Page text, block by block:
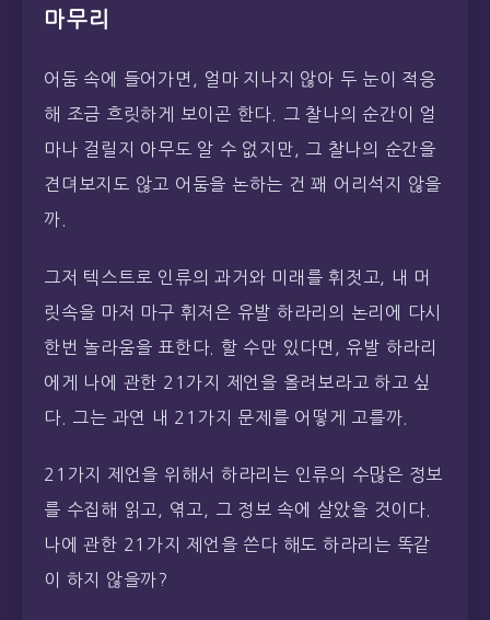
마무리
어둠 속에 들어가면, 얼마 지나지 않아 두 눈이 적응
해 조금 흐릿하게 보이곤 한다. 그 찰나의 순간이 얼
마나 걸릴지 아무도 알 수 없지만, 그 찰나의 순간을
견뎌보지도 않고 어둠을 논하는 건 꽤 어리석지 않을
까.
그저 텍스트로 인류의 과거와 미래를 휘젓고, 내 머
릿속을 마저 마구 휘저은 유발 하라리의 논리에 다시
한번 놀라움을 표한다. 할 수만 있다면, 유발 하라리
에게 나에 관한 21가지 제언을 올려보라고 하고 싶
다. 그는 과연 내 21가지 문제를 어떻게 고를까.
21가지 제언을 위해서 하라리는 인류의 수많은 정보
를 수집해 읽고, 엮고, 그 정보 속에 살았을 것이다.
나에 관한 21가지 제언을 쓴다 해도 하라리는 똑같
이 하지 않을까?